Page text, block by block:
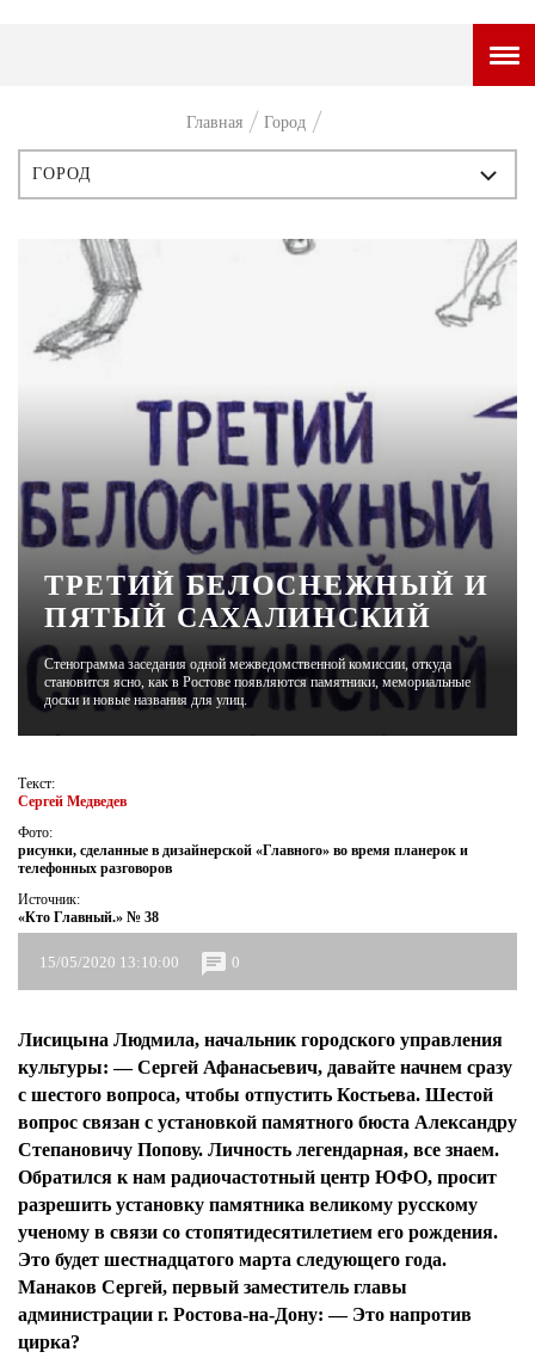
ГОРОДСКОЙ ПОРТАЛ
ХАЙП
ЧЕЛОВЕК ОСОБЕННЫЙ
КУЛЬТ ЕДЫ
АФИША
ЖУРНАЛ
Главная Город
ИСТОРИЯ
ПЕРСОНЫ
СТИЛЬ
ГОРОД
ТРЕТИЙ БЕЛОСНЕЖНЫЙ И
ПЯТЫЙ САХАЛИНСКИЙ
Стенограмма заседания одной межведомственной комиссии, откуда
становится ясно, как в Ростове появляются памятники, мемориальные
доски и новые названия для улиц.
Текст:
Сергей Медведев
Фото:
рисунки, сделанные в дизайнерской «Главного» во время планерок и
телефонных разговоров
Источник:
«Кто Главный.» № 38
15/05/2020 13:10:00 0
Лисицына Людмила, начальник городского управления
культуры:— Сергей Афанасьевич, давайте начнем сразу
с шестого вопроса, чтобы отпустить Костьева. Шестой
вопрос связан с установкой памятного бюста Александру
Степановичу Попову. Личность легендарная, все знаем.
Обратился к нам радиочастотный центр ЮФО, просит
разрешить установку памятника великому русскому
ученому в связи со стопятидесятилетием его рождения.
Это будет шестнадцатого марта следующего года.
Манаков Сергей, первый заместитель главы
администрации г. Ростова-на-Дону:— Это напротив
цирка?